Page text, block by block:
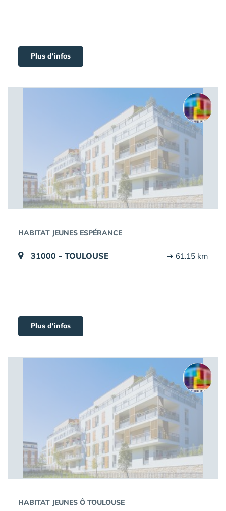
Plus d'infos
HABITAT JEUNES ESPÉRANCE
31000 - TOULOUSE ➔ 61.15 km
Plus d'infos
HABITAT JEUNES Ô TOULOUSE